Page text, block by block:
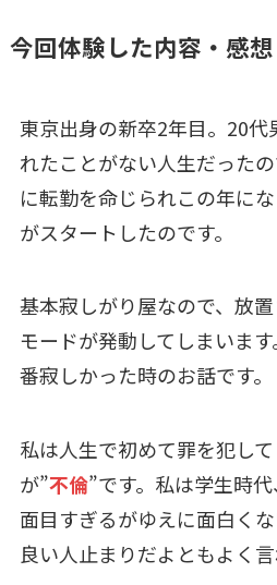
今回体験した内容・感想
東京出身の新卒2年目。20代
れたことがない人生だった
に転勤を命じられこの年に
がスタートしたのです。
基本寂しがり屋なので、放
モードが発動してしまいま
番寂しかった時のお話です。
私は人生で初めて罪を犯し
が”不倫”です。私は学生時
面目すぎるがゆえに面白くな
良い人止まりだよともよく言